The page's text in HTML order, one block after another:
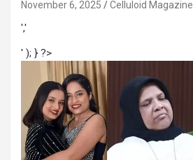
November 6, 2025 Celluloid Magazine
','
' ); } ?>